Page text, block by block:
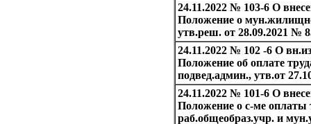
24.11.2022 № 103-6 О
Положение о
утв.реш. от 28.09.2021 №
24.11.2022 № 102 -6 О
Положение об оплате
подвед.админ., утв.от
24.11.2022 № 101-6 О
Положение о с-ме оплаты
раб.общеобраз.учр. и